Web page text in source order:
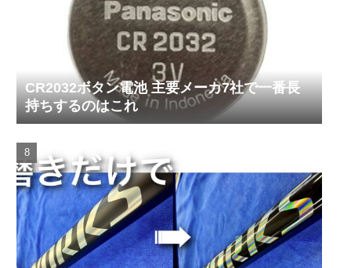
CR2032ボタン電池 主要メーカ7社で一番長
持ちするのはこれ